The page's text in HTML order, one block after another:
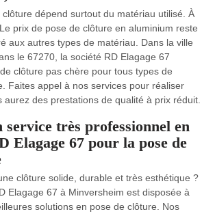
dépend surtout du matériau utilisé. À
prix de pose de clôture en aluminium reste
aux autres types de matériau. Dans la ville
le 67270, la société RD Elagage 67
clôture pas chère pour tous types de
Faites appel à nos services pour réaliser
aurez des prestations de qualité à prix réduit.
service très professionnel en
Elagage 67 pour la pose de
clôture solide, durable et très esthétique ?
Elagage 67 à Minversheim est disposée à
solutions en pose de clôture. Nos